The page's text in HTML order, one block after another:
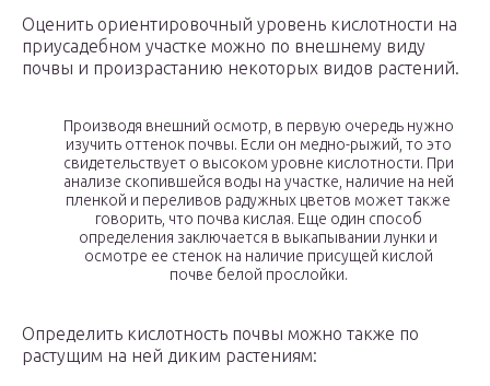
Оценить ориентировочный уровень кислотности на
приусадебном участке можно по внешнему виду
почвы и произрастанию некоторых видов растений.
Производя внешний осмотр, в первую очередь нужно
изучить оттенок почвы. Если он медно-рыжий, то это
свидетельствует о высоком уровне кислотности. При
анализе скопившейся воды на участке, наличие на ней
пленкой и переливов радужных цветов может также
говорить, что почва кислая. Еще один способ
определения заключается в выкапывании лунки и
осмотре ее стенок на наличие присущей кислой
почве белой прослойки.
Определить кислотность почвы можно также по
растущим на ней диким растениям: